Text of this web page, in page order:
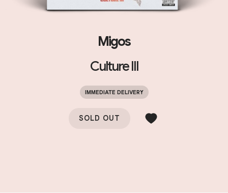
Migos
Culture III
IMMEDIATE DELIVERY
SOLD OUT